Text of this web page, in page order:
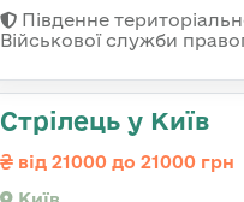
Південне
Військової служби
Стрілець у Київ
від 21000 до 21000 грн